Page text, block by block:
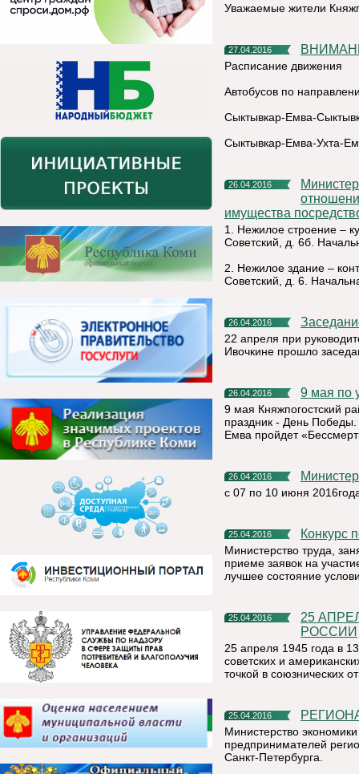
Уважаемые жители
27.04.2016
Расписание движения
Автобусов по
Сыктывкар-Емва-
Сыктывкар-Емва-Ухта-
26.04.2016
Министерство Республики Коми имущественных и земельных
имущества
1. Нежилое строение –
Советский, д. 6б.
2. Нежилое здание –
Советский, д. 6.
26.04.2016
22 апреля при
Ивочкине прошло
26.04.2016 9 мая
9 мая Княжпогостский
праздник - День Победы.
Емва пройдет
26.04.2016
с 07 по 10 июня
25.04.2016
Министерство труда,
приеме заявок на
лучшее состояние
25.04.2016
25 АПРЕЛЯ – ПАМЯТНАЯ ДАТА ВОЕННОЙ ИСТОРИИ
РОССИИ
25 апреля 1945 года в
советских и
точкой в союзнических
25.04.2016
Министерство
предпринимателей
Санкт-Петербурга.